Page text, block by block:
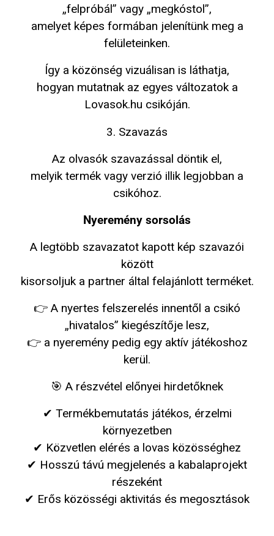
„felpróbál” vagy „megkóstol”,
amelyet képes formában jelenítünk meg a
felületeinken.
Így a közönség vizuálisan is láthatja,
hogyan mutatnak az egyes változatok a
Lovasok.hu csikóján.
3. Szavazás
Az olvasók szavazással döntik el,
melyik termék vagy verzió illik legjobban a
csikóhoz.
Nyeremény sorsolás
A legtöbb szavazatot kapott kép szavazói
között
kisorsoljuk a partner által felajánlott terméket.
👉 A nyertes felszerelés innentől a csikó
„hivatalos” kiegészítője lesz,
👉 a nyeremény pedig egy aktív játékoshoz
kerül.
🎯 A részvétel előnyei hirdetőknek
✔ Termékbemutatás játékos, érzelmi
környezetben
✔ Közvetlen elérés a lovas közösséghez
✔ Hosszú távú megjelenés a kabalaprojekt
részeként
✔ Erős közösségi aktivitás és megosztások